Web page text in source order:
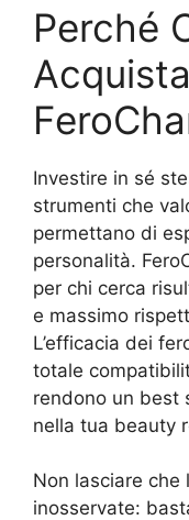
Perché
Investire in sé
strumenti che
permettano di
personalità.
per chi cerca
e massimo
L’efficacia dei
totale
rendono un best
nella tua beauty
Non lasciare
inosservate: